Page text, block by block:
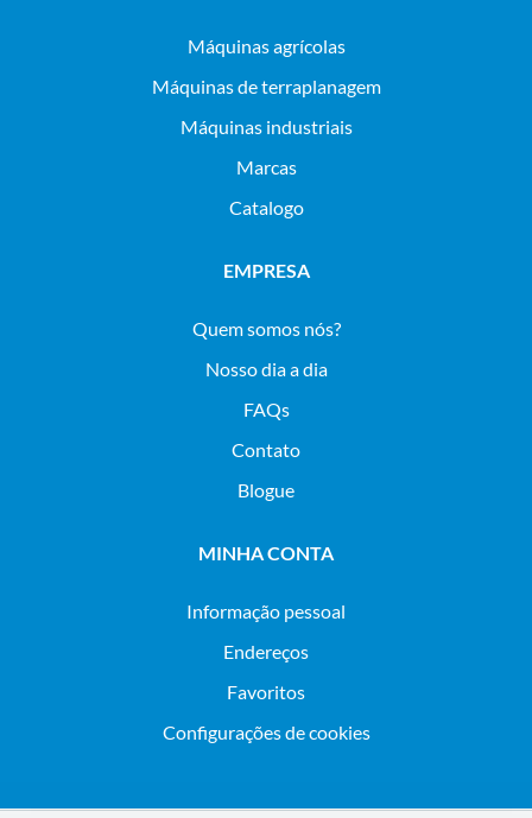
máquinas agrícolas
máquinas de terraplanagem
máquinas industriais
Marcas
Catalogo
EMPRESA
Quem somos nós?
Nosso dia a dia
FAQs
Contato
Blogue
MINHA CONTA
Informação pessoal
Endereços
Favoritos
Configurações de cookies